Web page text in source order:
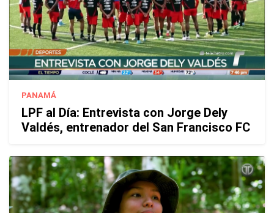
PANAMÁ
LPF al Día: Entrevista con Jorge Dely
Valdés, entrenador del San Francisco FC